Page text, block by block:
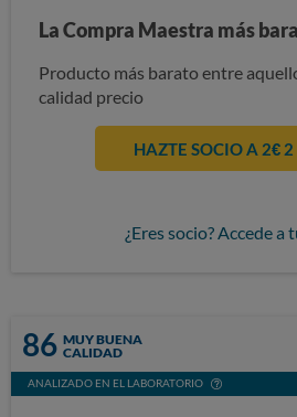
La Compra Maestra más
Producto más barato entre
calidad precio
HAZTE SOCIO A 2€ 2
¿Eres socio? Accede a
86 MUY BUENA
CALIDAD
ANALIZADO EN EL LABORATORIO